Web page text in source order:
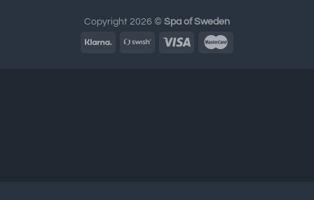
Copyright 2026 © Spa of Sweden